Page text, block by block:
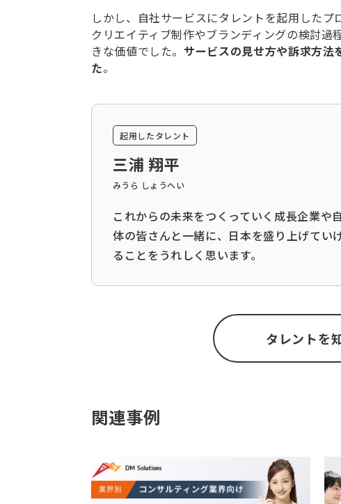
しかし、自社サービスにタレントを起用したプ
クリエイティブ制作やブランディングの検討
きな価値でした。 サービスの見せ方や訴求方法
た。
起用したタレント
三浦 翔平
みうら しょうへい
これからの未来をつくっていく成長企業や
体の皆さんと一緒に、日本を盛り上げてい
ることをうれしく思います。
タレントを
関連事例